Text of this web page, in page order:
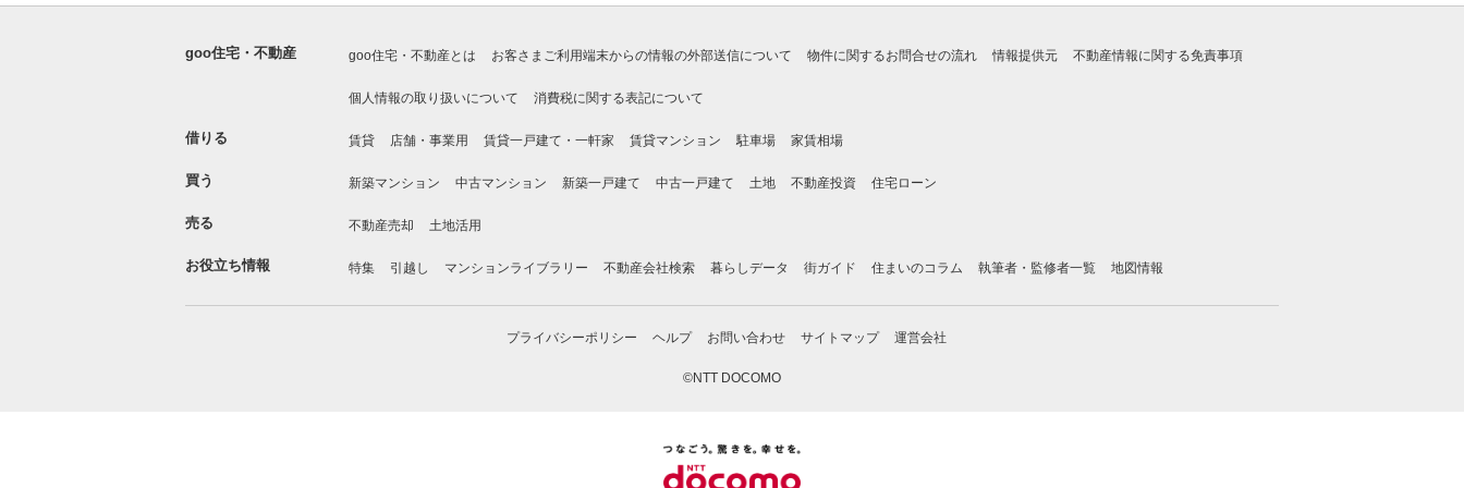
goo住宅・不動産 goo住宅・不動産とは お客さまご利用端末からの情報の外部送信について 物件に関するお問合せの流れ 情報提供元 不動産情報に関する免責事項
個人情報の取り扱いについて 消費税に関する表記について
借りる 賃貸 店舗・事業用 賃貸一戸建て・一軒家 賃貸マンション 駐車場 家賃相場
買う 新築マンション 中古マンション 新築一戸建て 中古一戸建て 土地 不動産投資 住宅ローン
売る 不動産売却 土地活用
お役立ち情報 特集 引越し マンションライブラリー 不動産会社検索 暮らしデータ 街ガイド 住まいのコラム 執筆者・監修者一覧 地図情報
プライバシーポリシー ヘルプ お問い合わせ サイトマップ 運営会社
©NTT DOCOMO